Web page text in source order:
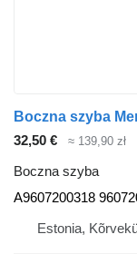
32,50 € ≈ 139,90 zł
Boczna szyba
A9607200318
Estonia,